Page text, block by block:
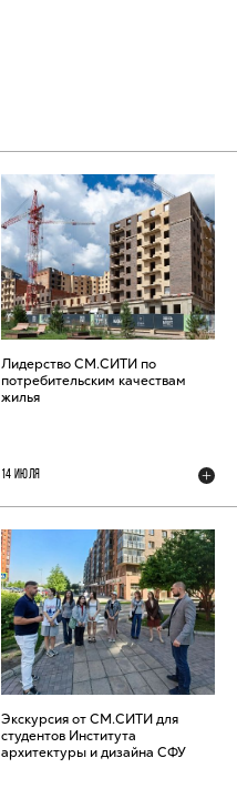
Лидерство СМ.СИТИ по
потребительским качествам
жилья
14 ИЮЛЯ
Экскурсия от СМ.СИТИ для
студентов Института
архитектуры и дизайна СФУ